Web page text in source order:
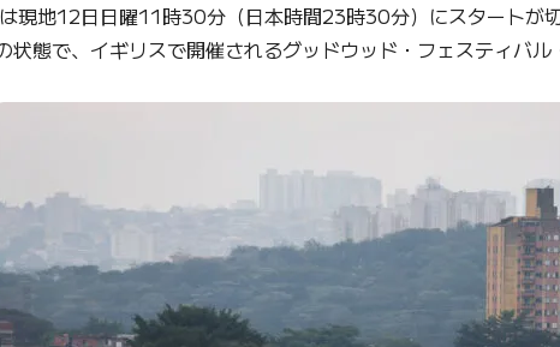
現地12日日曜11時30分（日本時間23時30分）にスタートが
態で、イギリスで開催されるグッドウッド・フェスティバル